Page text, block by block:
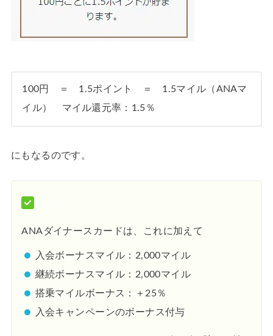
100円 ＝ 1.5ポイント ＝ 1.5マイル（ANAマ
イル） マイル還元率：1.5％
にもなるのです。
ANAダイナースカードは、これに加えて
入会ボーナスマイル：2,000マイル
継続ボーナスマイル：2,000マイル
搭乗マイルボーナス：＋25％
入会キャンペーンのボーナス付与